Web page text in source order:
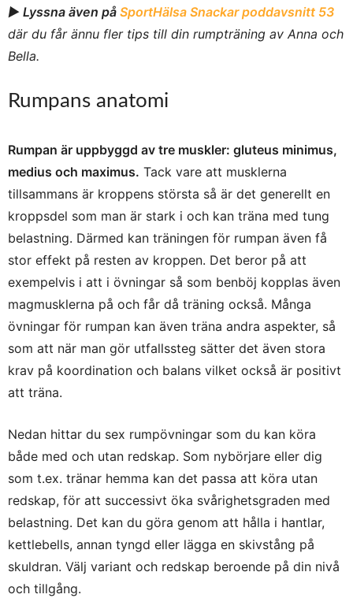
► Lyssna även på SportHälsa Snackar poddavsnitt 53
där du får ännu fler tips till din rumpträning av Anna och
Bella.
Rumpans anatomi
Rumpan är uppbyggd av tre muskler: gluteus minimus,
medius och maximus. Tack vare att musklerna
tillsammans är kroppens största så är det generellt en
kroppsdel som man är stark i och kan träna med tung
belastning. Därmed kan träningen för rumpan även få
stor effekt på resten av kroppen. Det beror på att
exempelvis i att i övningar så som benböj kopplas även
magmusklerna på och får då träning också. Många
övningar för rumpan kan även träna andra aspekter, så
som att när man gör utfallssteg sätter det även stora
krav på koordination och balans vilket också är positivt
att träna.
Nedan hittar du sex rumpövningar som du kan köra
både med och utan redskap. Som nybörjare eller dig
som t.ex. tränar hemma kan det passa att köra utan
redskap, för att successivt öka svårighetsgraden med
belastning. Det kan du göra genom att hålla i hantlar,
kettlebells, annan tyngd eller lägga en skivstång på
skuldran. Välj variant och redskap beroende på din nivå
och tillgång.